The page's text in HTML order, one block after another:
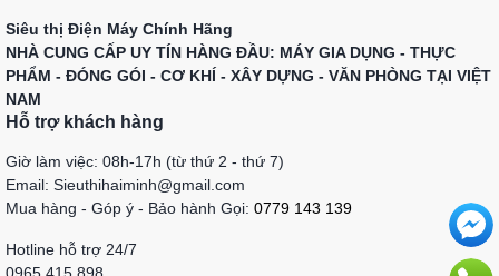
Siêu thị Điện Máy Chính Hãng
NHÀ CUNG CẤP UY TÍN HÀNG ĐẦU: MÁY GIA DỤNG - THỰC
PHẨM - ĐÓNG GÓI - CƠ KHÍ - XÂY DỰNG - VĂN PHÒNG TẠI VIỆT
NAM
Hỗ trợ khách hàng
Giờ làm việc: 08h-17h (từ thứ 2 - thứ 7)
Email: Sieuthihaiminh@gmail.com
Mua hàng - Góp ý - Bảo hành Gọi: 0779 143 139
Hotline hỗ trợ 24/7
0965 415 898